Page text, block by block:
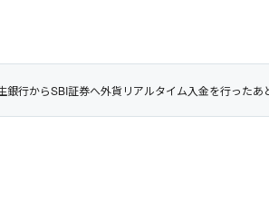
銀行からSBI証券へ外貨リアルタイム入金を行ったあ